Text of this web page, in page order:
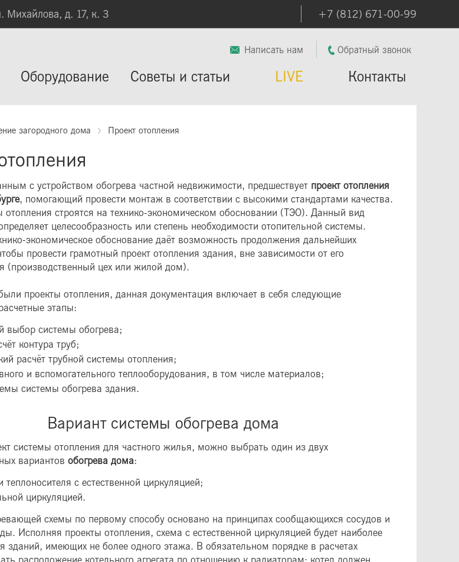
Михайлова, д. 17, к. 3 +7 (812) 671-00-99
Написать нам Обратный звонок
Оборудование Советы и статьи LIVE Контакты
загородного дома Проект отопления
с устройством обогрева частной недвижимости, предшествует проект отопления
, помогающий провести монтаж в соответствии с высокими стандартами качества.
строятся на технико-экономическом обосновании (ТЭО). Данный вид
целесообразность или степень необходимости отопительной системы.
экономическое обоснование даёт возможность продолжения дальнейших
провести грамотный проект отопления здания, вне зависимости от его
(производственный цех или жилой дом).
проекты отопления, данная документация включает в себя следующие
этапы:
выбор системы обогрева;
контура труб;
расчёт трубной системы отопления;
и вспомогательного теплооборудования, в том числе материалов;
системы обогрева здания.
Вариант системы обогрева дома
системы отопления для частного жилья, можно выбрать один из двух
вариантов обогрева дома:
теплоносителя с естественной циркуляцией;
циркуляцией.
схемы по первому способу основано на принципах сообщающихся сосудов и
Исполняя проекты отопления, схема с естественной циркуляцией будет наиболее
зданий, имеющих не более одного этажа. В обязательном порядке в расчетах